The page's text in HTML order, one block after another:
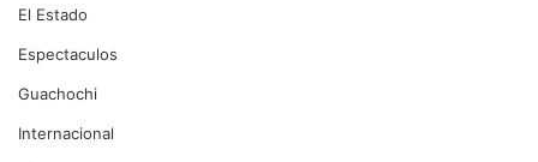
El Estado
Espectaculos
Guachochi
Internacional